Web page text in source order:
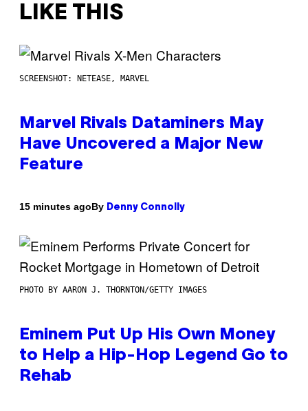
LIKE THIS
SCREENSHOT: NETEASE, MARVEL
Marvel Rivals Dataminers May
Have Uncovered a Major New
Feature
15 minutes agoBy Denny Connolly
PHOTO BY AARON J. THORNTON/GETTY IMAGES
Eminem Put Up His Own Money
to Help a Hip-Hop Legend Go to
Rehab